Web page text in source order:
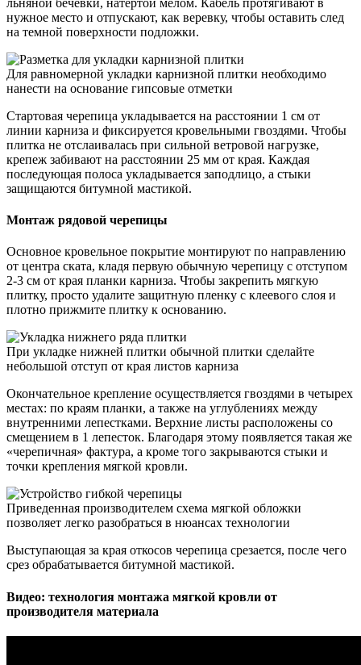
нужное место и отпускают, как веревку, чтобы оставить след
на темной поверхности подложки.
Для равномерной укладки карнизной плитки необходимо
нанести на основание гипсовые отметки
Стартовая черепица укладывается на расстоянии 1 см от
линии карниза и фиксируется кровельными гвоздями. Чтобы
плитка не отслаивалась при сильной ветровой нагрузке,
крепеж забивают на расстоянии 25 мм от края. Каждая
последующая полоса укладывается заподлицо, а стыки
защищаются битумной мастикой.
Монтаж рядовой черепицы
Основное кровельное покрытие монтируют по направлению
от центра ската, кладя первую обычную черепицу с отступом
2-3 см от края планки карниза. Чтобы закрепить мягкую
плитку, просто удалите защитную пленку с клеевого слоя и
плотно прижмите плитку к основанию.
При укладке нижней плитки обычной плитки сделайте
небольшой отступ от края листов карниза
Окончательное крепление осуществляется гвоздями в четырех
местах: по краям планки, а также на углублениях между
внутренними лепестками. Верхние листы расположены со
смещением в 1 лепесток. Благодаря этому появляется такая же
«черепичная» фактура, а кроме того закрываются стыки и
точки крепления мягкой кровли.
Приведенная производителем схема мягкой обложки
позволяет легко разобраться в нюансах технологии
Выступающая за края откосов черепица срезается, после чего
срез обрабатывается битумной мастикой.
Видео: технология монтажа мягкой кровли от
производителя материала